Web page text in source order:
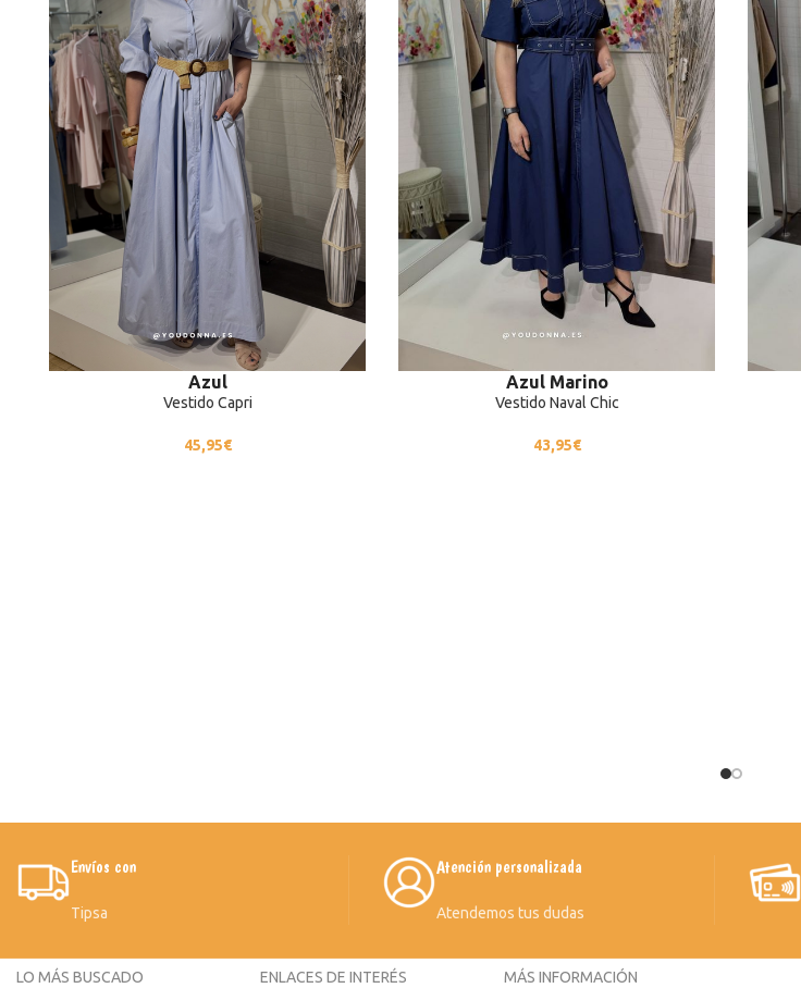
Azul
Vestido Capri
45,95€
Azul Marino
Vestido Naval Chic
43,95€
Envíos con
Tipsa
Atención personalizada
Atendemos tus dudas
LO MÁS BUSCADO ENLACES DE INTERÉS MÁS INFORMACIÓN